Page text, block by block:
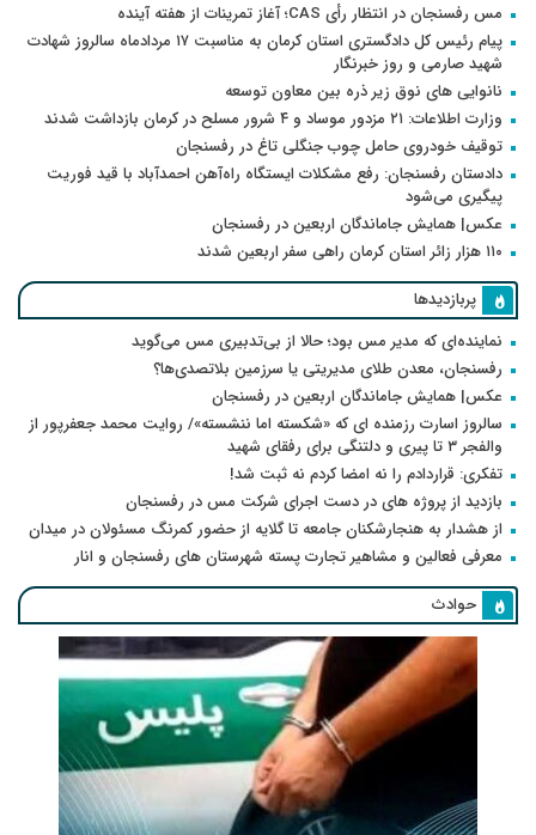
مس رفسنجان در انتظار رأی CAS؛ آغاز تمرینات از هفته آینده
پیام رئیس کل دادگستری استان کرمان به مناسبت ۱۷ مردادماه سالروز شهادت
شهید صارمی و روز خبرنگار
نانوایی های نوق زیر ذره بین معاون توسعه
وزارت اطلاعات: ۲۱ مزدور موساد و ۴ شرور مسلح در کرمان بازداشت شدند
توقیف خودروی حامل چوب جنگلی تاغ در رفسنجان
دادستان رفسنجان: رفع مشکلات ایستگاه راه‌آهن احمدآباد با قید فوریت
پیگیری می‌شود
عکس| همایش جاماندگان اربعین در رفسنجان
۱۱۰ هزار زائر استان کرمان راهی سفر اربعین شدند
پربازدیدها
نماینده‌ای که مدیر مس بود؛ حالا از بی‌تدبیری مس می‌گوید
رفسنجان، معدن طلای مدیریتی یا سرزمین بلاتصدی‌ها؟
عکس| همایش جاماندگان اربعین در رفسنجان
سالروز اسارت رزمنده ای که «شکسته اما ننشسته»/ روایت محمد جعفرپور از
والفجر ۳ تا پیری و دلتنگی برای رفقای شهید
تفکری: قراردادم را نه امضا کردم نه ثبت شد!
بازدید از پروژه های در دست اجرای شرکت مس در رفسنجان
از هشدار به هنجارشکنان جامعه تا گلایه از حضور کمرنگ مسئولان در میدان
معرفی فعالین و مشاهیر تجارت پسته شهرستان های رفسنجان و انار
حوادث